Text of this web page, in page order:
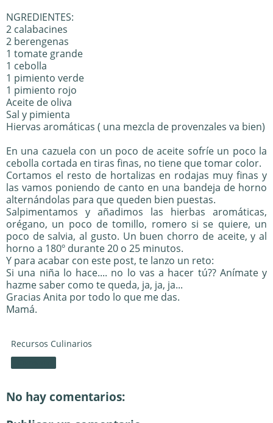
NGREDIENTES:
2 calabacines
2 berengenas
1 tomate grande
1 cebolla
1 pimiento verde
1 pimiento rojo
Aceite de oliva
Sal y pimienta
Hiervas aromáticas ( una mezcla de provenzales va bien)
En una cazuela con un poco de aceite sofríe un poco la
cebolla cortada en tiras finas, no tiene que tomar color.
Cortamos el resto de hortalizas en rodajas muy finas y
las vamos poniendo de canto en una bandeja de horno
alternándolas para que queden bien puestas.
Salpimentamos y añadimos las hierbas aromáticas,
orégano, un poco de tomillo, romero si se quiere, un
poco de salvia, al gusto. Un buen chorro de aceite, y al
horno a 180º durante 20 o 25 minutos.
Y para acabar con este post, te lanzo un reto:
Si una niña lo hace.... no lo vas a hacer tú?? Anímate y
hazme saber como te queda, ja, ja, ja...
Gracias Anita por todo lo que me das.
Mamá.
Recursos Culinarios
No hay comentarios: